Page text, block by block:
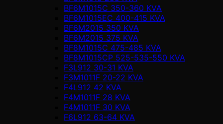
BF6M1015C 350-360 KVA
BF6M1015EC 400-415 KVA
BF6M2015 350 KVA
BF6M2015 375 KVA
BF8M1015C 475-485 KVA
BF8M1015CP 525-535-550 KVA
F3L912 30-31 KVA
F3M1011F 20-22 KVA
F4L912 42 KVA
F4M1011F 28 KVA
F4M1011F 30 KVA
F6L912 63-64 KVA